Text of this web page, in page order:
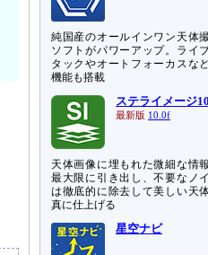
純国産のオールインワン天体
ソフトがパワーアップ。ライ
タックやオートフォーカスな
機能も搭載
ステライメージ10
最新版 10.0f
天体画像に埋もれた微細な情
最大限に引き出し、不要なノ
は徹底的に除去して美しい天
真に仕上げる
星空ナビ